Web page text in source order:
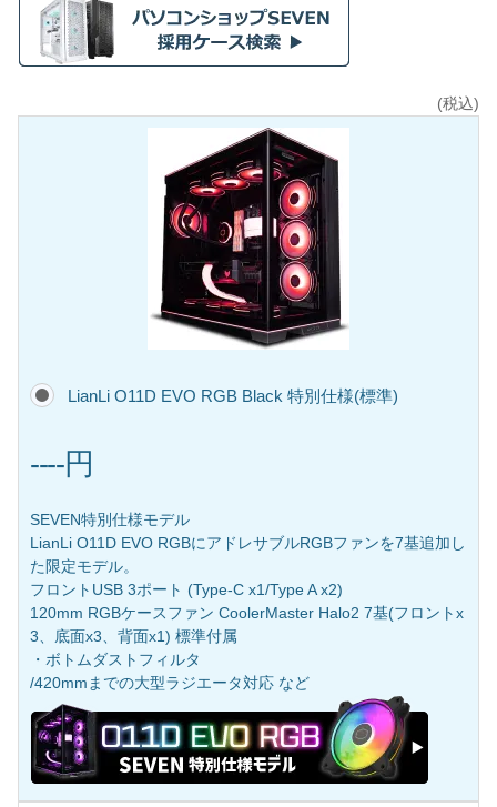
(税込)
LianLi O11D EVO RGB Black 特別仕様(標準)
----円
SEVEN特別仕様モデル
LianLi O11D EVO RGBにアドレサブルRGBファンを7基追加し
た限定モデル。
フロントUSB 3ポート (Type-C x1/Type A x2)
120mm RGBケースファン CoolerMaster Halo2 7基(フロントx
3、底面x3、背面x1) 標準付属
・ボトムダストフィルタ
/420mmまでの大型ラジエータ対応 など